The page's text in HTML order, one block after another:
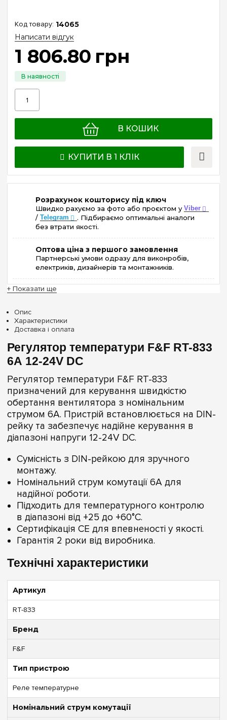
14065
Написати відгук
1 806.80 грн
В КОШИК
КУПИТИ В 1 КЛІК
Розрахунок кошторису під ключ
Швидко рахуємо за фото або проєктом у Viber
/ Telegram
. Підбираємо оптимальні аналоги
без втрати якості.
Оптова ціна з першого замовлення
Партнерські умови одразу для виконробів,
електриків, дизайнерів та монтажників.
+ Показати ще
Опис
Характеристики
Доставка і оплата
Регулятор температури F&F RT-833
6А 12-24V DC
Регулятор температури F&F RT-833
призначений для керування швидкістю
обертання вентилятора з номінальним
струмом 6А. Пристрій встановлюється на DIN-
рейку та забезпечує надійне керування в
діапазоні напруги 12-24V DC.
Сумісність з DIN-рейкою для зручного
монтажу.
Номінальний струм комутації 6А для
надійної роботи.
Підходить для температурного контролю
в діапазоні від +25 до +60°C.
Сертифікація CE для впевненості у якості.
Гарантія 2 роки від виробника.
Технічні характеристики
Артикул
RT-833
Бренд
F&F
Тип пристрою
Реле температурне
Номінальний струм комутації